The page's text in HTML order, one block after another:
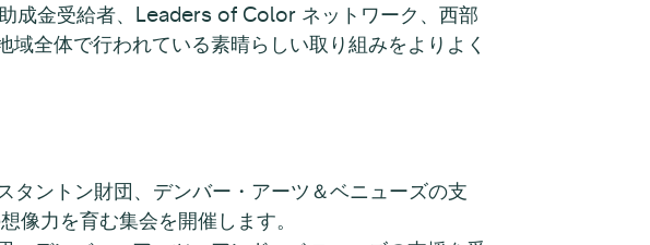
成金受給者、Leaders of Color ネットワーク、西部
全体で行われている素晴らしい取り組みをよりよく
タントン財団、デンバー・アーツ＆ベニューズの支
力を育む集会を開催します。